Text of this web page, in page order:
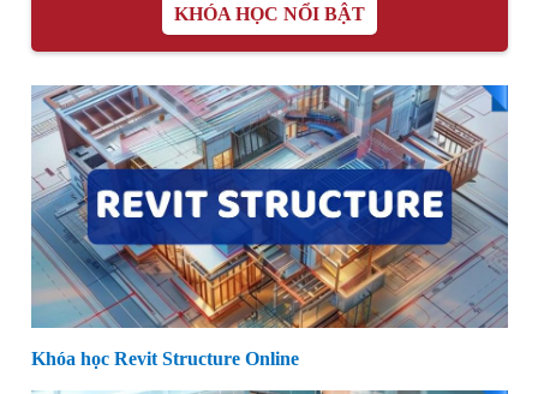
KHÓA HỌC NỔI BẬT
Khóa học Revit Structure Online